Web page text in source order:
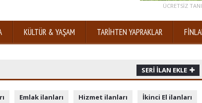
ÜCRETSİZ
KÜLTÜR & YAŞAM TARİHTEN YAPRAKLAR
SERI İLAN EKLE
Emlak ilanları Hizmet ilanları İkinci El ilanları